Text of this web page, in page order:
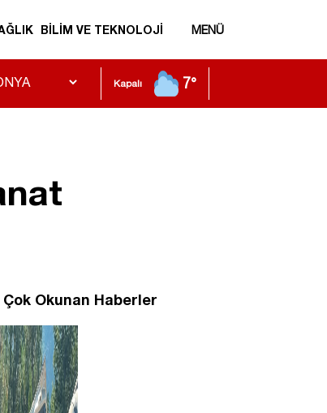
BİLİM VE TEKNOLOJİ MENÜ
Kapalı 7°
Çok Okunan Haberler